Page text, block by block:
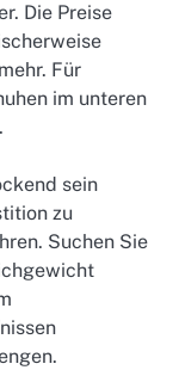
Die Preise
Für
im unteren
sein
zu
Suchen Sie